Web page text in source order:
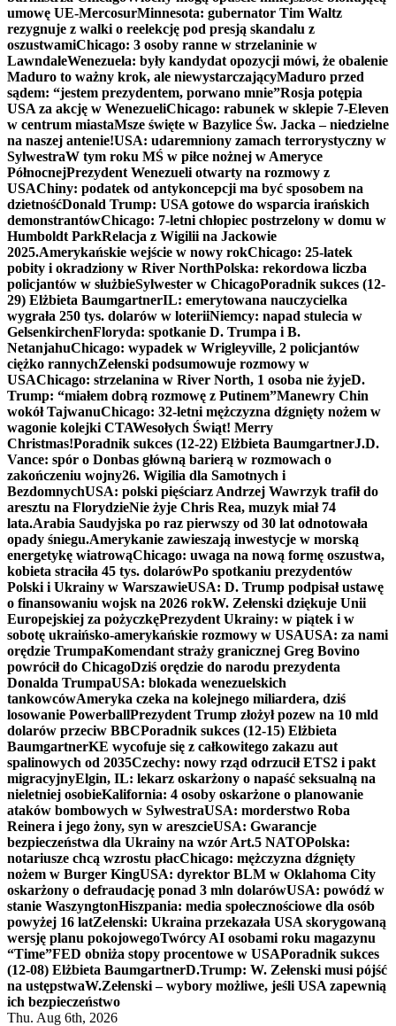
umowę UE-MercosurMinnesota: gubernator Tim Waltz
rezygnuje z walki o reelekcję pod presją skandalu z
oszustwamiChicago: 3 osoby ranne w strzelaninie w
LawndaleWenezuela: były kandydat opozycji mówi, że obalenie
Maduro to ważny krok, ale niewystarczającyMaduro przed
sądem: “jestem prezydentem, porwano mnie”Rosja potępia
USA za akcję w WenezueliChicago: rabunek w sklepie 7-Eleven
w centrum miastaMsze święte w Bazylice Św. Jacka – niedzielne
na naszej antenie!USA: udaremniony zamach terrorystyczny w
SylwestraW tym roku MŚ w piłce nożnej w Ameryce
PółnocnejPrezydent Wenezueli otwarty na rozmowy z
USAChiny: podatek od antykoncepcji ma być sposobem na
dzietnośćDonald Trump: USA gotowe do wsparcia irańskich
demonstrantówChicago: 7-letni chłopiec postrzelony w domu w
Humboldt ParkRelacja z Wigilii na Jackowie
2025.Amerykańskie wejście w nowy rokChicago: 25-latek
pobity i okradziony w River NorthPolska: rekordowa liczba
policjantów w służbieSylwester w ChicagoPoradnik sukces (12-
29) Elżbieta BaumgartnerIL: emerytowana nauczycielka
wygrała 250 tys. dolarów w loteriiNiemcy: napad stulecia w
GelsenkirchenFloryda: spotkanie D. Trumpa i B.
NetanjahuChicago: wypadek w Wrigleyville, 2 policjantów
ciężko rannychZełenski podsumowuje rozmowy w
USAChicago: strzelanina w River North, 1 osoba nie żyjeD.
Trump: “miałem dobrą rozmowę z Putinem”Manewry Chin
wokół TajwanuChicago: 32-letni mężczyzna dźgnięty nożem w
wagonie kolejki CTAWesołych Świąt! Merry
Christmas!Poradnik sukces (12-22) Elżbieta BaumgartnerJ.D.
Vance: spór o Donbas główną barierą w rozmowach o
zakończeniu wojny26. Wigilia dla Samotnych i
BezdomnychUSA: polski pięściarz Andrzej Wawrzyk trafił do
aresztu na FlorydzieNie żyje Chris Rea, muzyk miał 74
lata.Arabia Saudyjska po raz pierwszy od 30 lat odnotowała
opady śniegu.Amerykanie zawieszają inwestycje w morską
energetykę wiatrowąChicago: uwaga na nową formę oszustwa,
kobieta straciła 45 tys. dolarówPo spotkaniu prezydentów
Polski i Ukrainy w WarszawieUSA: D. Trump podpisał ustawę
o finansowaniu wojsk na 2026 rokW. Zełenski dziękuje Unii
Europejskiej za pożyczkęPrezydent Ukrainy: w piątek i w
sobotę ukraińsko-amerykańskie rozmowy w USAUSA: za nami
orędzie TrumpaKomendant straży granicznej Greg Bovino
powrócił do ChicagoDziś orędzie do narodu prezydenta
Donalda TrumpaUSA: blokada wenezuelskich
tankowcówAmeryka czeka na kolejnego miliardera, dziś
losowanie PowerballPrezydent Trump złożył pozew na 10 mld
dolarów przeciw BBCPoradnik sukces (12-15) Elżbieta
BaumgartnerKE wycofuje się z całkowitego zakazu aut
spalinowych od 2035Czechy: nowy rząd odrzucił ETS2 i pakt
migracyjnyElgin, IL: lekarz oskarżony o napaść seksualną na
nieletniej osobieKalifornia: 4 osoby oskarżone o planowanie
ataków bombowych w SylwestraUSA: morderstwo Roba
Reinera i jego żony, syn w areszcieUSA: Gwarancje
bezpieczeństwa dla Ukrainy na wzór Art.5 NATOPolska:
notariusze chcą wzrostu płacChicago: mężczyzna dźgnięty
nożem w Burger KingUSA: dyrektor BLM w Oklahoma City
oskarżony o defraudację ponad 3 mln dolarówUSA: powódź w
stanie WaszyngtonHiszpania: media społecznościowe dla osób
powyżej 16 latZełenski: Ukraina przekazała USA skorygowaną
wersję planu pokojowegoTwórcy AI osobami roku magazynu
“Time”FED obniża stopy procentowe w USAPoradnik sukces
(12-08) Elżbieta BaumgartnerD.Trump: W. Zełenski musi pójść
na ustępstwaW.Zełenski – wybory możliwe, jeśli USA zapewnią
ich bezpieczeństwo
Thu. Aug 6th, 2026